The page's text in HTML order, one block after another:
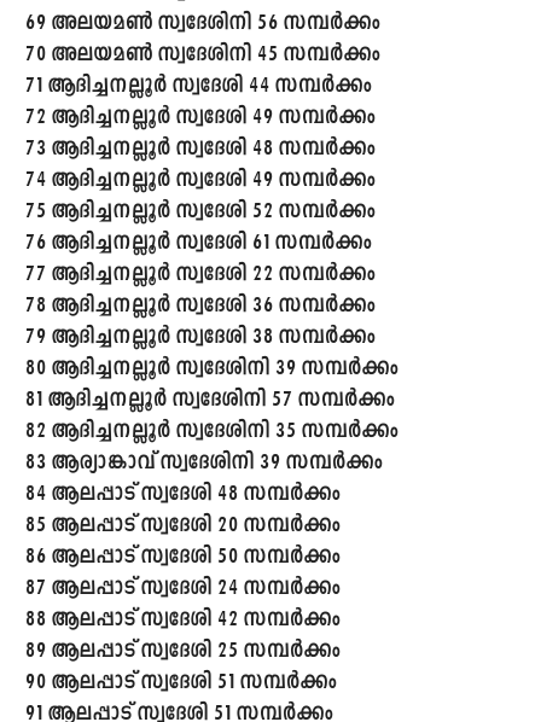
69 അലയമൺ സ്വദേശിനി 56 സമ്പർക്കം
70 അലയമൺ സ്വദേശിനി 45 സമ്പർക്കം
71 ആദിച്ചനല്ലൂർ സ്വദേശി 44 സമ്പർക്കം
72 ആദിച്ചനല്ലൂർ സ്വദേശി 49 സമ്പർക്കം
73 ആദിച്ചനല്ലൂർ സ്വദേശി 48 സമ്പർക്കം
74 ആദിച്ചനല്ലൂർ സ്വദേശി 49 സമ്പർക്കം
75 ആദിച്ചനല്ലൂർ സ്വദേശി 52 സമ്പർക്കം
76 ആദിച്ചനല്ലൂർ സ്വദേശി 61 സമ്പർക്കം
77 ആദിച്ചനല്ലൂർ സ്വദേശി 22 സമ്പർക്കം
78 ആദിച്ചനല്ലൂർ സ്വദേശി 36 സമ്പർക്കം
79 ആദിച്ചനല്ലൂർ സ്വദേശി 38 സമ്പർക്കം
80 ആദിച്ചനല്ലൂർ സ്വദേശിനി 39 സമ്പർക്കം
81 ആദിച്ചനല്ലൂർ സ്വദേശിനി 57 സമ്പർക്കം
82 ആദിച്ചനല്ലൂർ സ്വദേശിനി 35 സമ്പർക്കം
83 ആര്യാങ്കാവ് സ്വദേശിനി 39 സമ്പർക്കം
84 ആലപ്പാട് സ്വദേശി 48 സമ്പർക്കം
85 ആലപ്പാട് സ്വദേശി 20 സമ്പർക്കം
86 ആലപ്പാട് സ്വദേശി 50 സമ്പർക്കം
87 ആലപ്പാട് സ്വദേശി 24 സമ്പർക്കം
88 ആലപ്പാട് സ്വദേശി 42 സമ്പർക്കം
89 ആലപ്പാട് സ്വദേശി 25 സമ്പർക്കം
90 ആലപ്പാട് സ്വദേശി 51 സമ്പർക്കം
91 ആലപ്പാട് സ്വദേശി 51 സമ്പർക്കം